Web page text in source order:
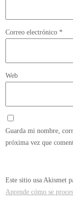
Correo electrónico *
Web
Guarda mi nombre,
próxima vez que
Este sitio usa Akismet
Aprende cómo se